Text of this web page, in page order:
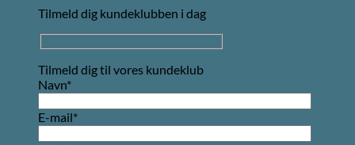
Tilmeld dig kundeklubben i dag
Tilmeld dig til vores kundeklub
Navn*
E-mail*